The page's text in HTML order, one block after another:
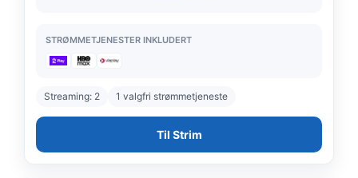
STRØMMETJENESTER INKLUDERT
Streaming: 2 1 valgfri strømmetjeneste
Til Strim